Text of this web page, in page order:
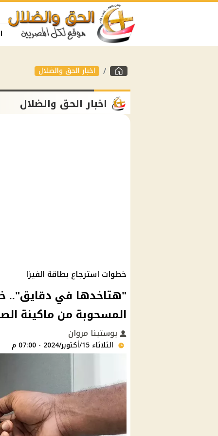
اخبار الحق والضلال
اخبار الحق والضلال
خطوات استرجاع بطاقة الفيزا
"هتاخدها في دقايق"..
المسحوبة من ماكينة
يوستينا مروان
الثلاثاء 15/أكتوبر/2024 - 07:00 م